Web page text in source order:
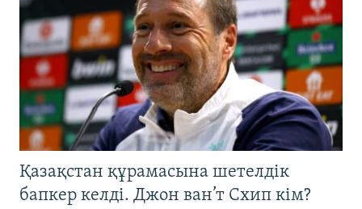
Қазақстан құрамасына шетелдік
бапкер келді. Джон ван’т Схип кім?